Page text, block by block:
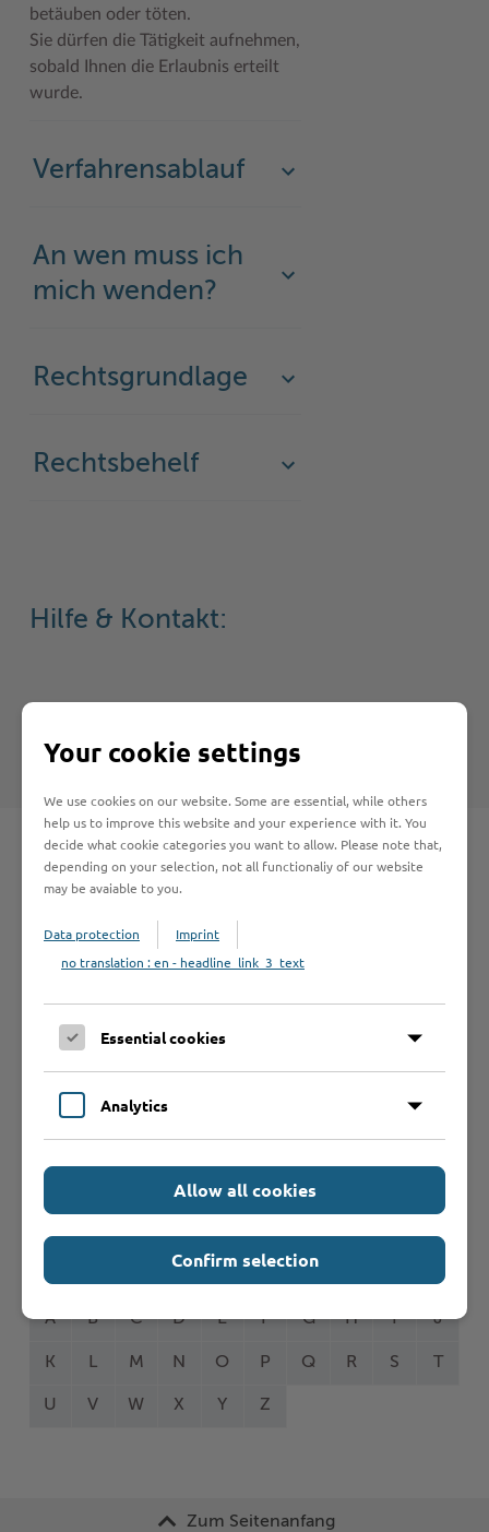
Woche der Seelischen Gesundheit
Zahlen, Daten, Fakten
betäuben oder töten.
Sie dürfen die Tätigkeit aufnehmen,
sobald Ihnen die Erlaubnis erteilt
wurde.
Verfahrensablauf
An wen muss ich
mich wenden?
Rechtsgrundlage
Rechtsbehelf
Hilfe & Kontakt:
Online-Services
Leistungen von A bis Z
A B C D E F G H I J
K L M N O P Q R S
U V W X Y Z
Zum Seitenanfang
Your cookie settings
We use cookies on our website. Some are essential, while others
help us to improve this website and your experience with it. You
decide what cookie categories you want to allow. Please note that,
depending on your selection, not all functionaliy of our website
may be avaiable to you.
Data protection
Imprint
no translation : en - headline_link_3_text
Essential cookies
Analytics
Allow all cookies
Confirm selection